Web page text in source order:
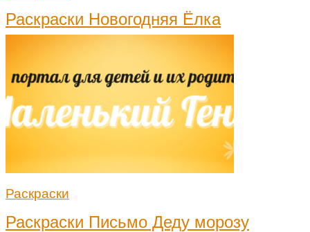
Раскраски Новогодняя Ёлка
Раскраски
Раскраски Письмо Деду морозу